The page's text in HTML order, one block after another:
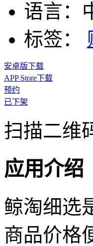
语言：
标签：
安卓版下载
APP Store下载
预约
已下架
扫描二维
应用介绍
鲸淘细选
商品价格